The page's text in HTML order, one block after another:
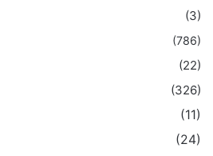
(3)
(786)
(22)
(326)
(11)
(24)